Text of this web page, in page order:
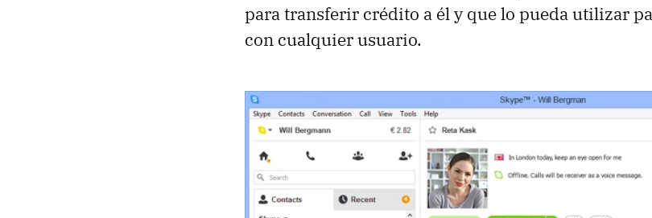
para transferir crédito a él y que lo pueda utilizar
con cualquier usuario.